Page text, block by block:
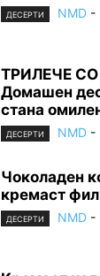
ДЕСЕРТИ NMD -
ТРИЛЕЧЕ
Домашен
стана
ДЕСЕРТИ NMD -
Чоколаден
кремаст
ДЕСЕРТИ NMD -